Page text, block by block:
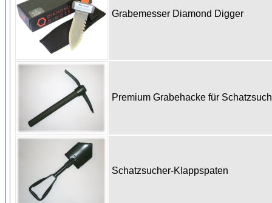
Grabemesser Diamond Digger
Premium Grabehacke für
Schatzsucher-Klappspaten